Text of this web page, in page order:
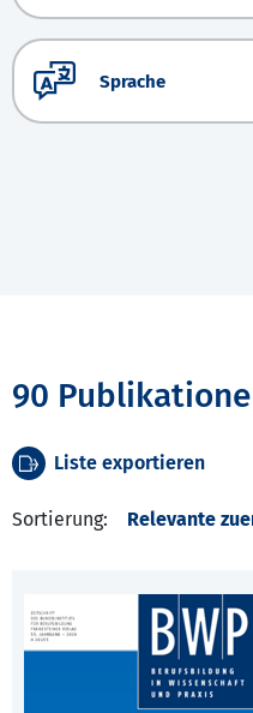
Sprache
90
Liste exportieren
Sortierung: